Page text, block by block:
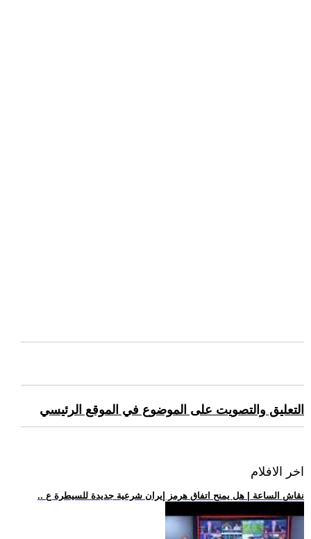
التعليق والتصويت على الموضوع في الموقع الرئيسي
اخر الافلام
.. نقاش الساعة | هل يمنح اتفاق هرمز إيران شرعية جديدة للسيطرة ع